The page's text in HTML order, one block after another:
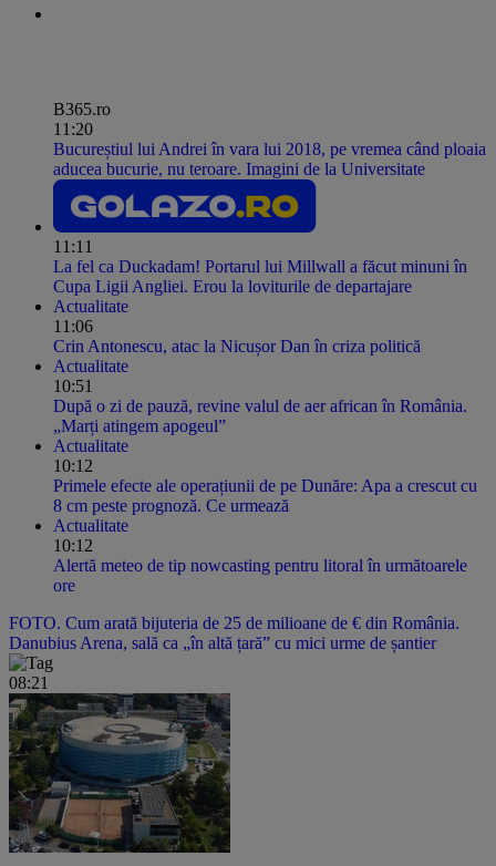
B365.ro
11:20
Bucureștiul lui Andrei în vara lui 2018, pe vremea când ploaia
aducea bucurie, nu teroare. Imagini de la Universitate
11:11
La fel ca Duckadam! Portarul lui Millwall a făcut minuni în
Cupa Ligii Angliei. Erou la loviturile de departajare
Actualitate
11:06
Crin Antonescu, atac la Nicușor Dan în criza politică
Actualitate
10:51
După o zi de pauză, revine valul de aer african în România.
„Marți atingem apogeul”
Actualitate
10:12
Primele efecte ale operațiunii de pe Dunăre: Apa a crescut cu
8 cm peste prognoză. Ce urmează
Actualitate
10:12
Alertă meteo de tip nowcasting pentru litoral în următoarele
ore
FOTO. Cum arată bijuteria de 25 de milioane de € din România.
Danubius Arena, sală ca „în altă țară” cu mici urme de șantier
08:21